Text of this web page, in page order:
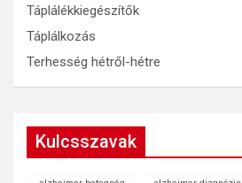
Táplálékkiegészítők
Táplálkozás
Terhesség hétről-hétre
Kulcsszavak